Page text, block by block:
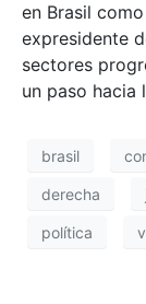
en Brasil
expresidente
sectores
un paso hacia
brasil
derecha
política